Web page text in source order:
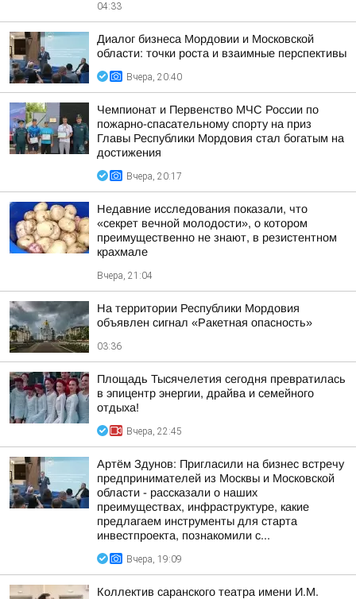
04:33
Диалог бизнеса Мордовии и Московской
области: точки роста и взаимные перспективы
Вчера, 20:40
Чемпионат и Первенство МЧС России по
пожарно-спасательному спорту на приз
Главы Республики Мордовия стал богатым на
достижения
Вчера, 20:17
Недавние исследования показали, что
«секрет вечной молодости», о котором
преимущественно не знают, в резистентном
крахмале
Вчера, 21:04
На территории Республики Мордовия
объявлен сигнал «Ракетная опасность»
03:36
Площадь Тысячелетия сегодня превратилась
в эпицентр энергии, драйва и семейного
отдыха!
Вчера, 22:45
Артём Здунов: Пригласили на бизнес встречу
предпринимателей из Москвы и Московской
области - рассказали о наших
преимуществах, инфраструктуре, какие
предлагаем инструменты для старта
инвестпроекта, познакомили с...
Вчера, 19:09
Коллектив саранского театра имени И.М.